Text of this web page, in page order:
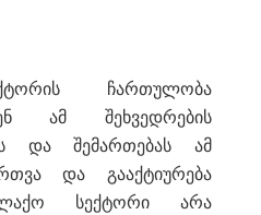
ჩართულობა
ამ შეხვედრების
და შემართებას ამ
და გააქტიურება
სექტორი არა